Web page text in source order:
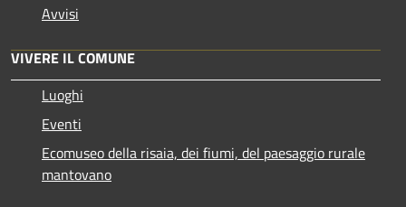
Avvisi
VIVERE IL COMUNE
Luoghi
Eventi
Ecomuseo della risaia, dei fiumi, del paesaggio rurale
mantovano